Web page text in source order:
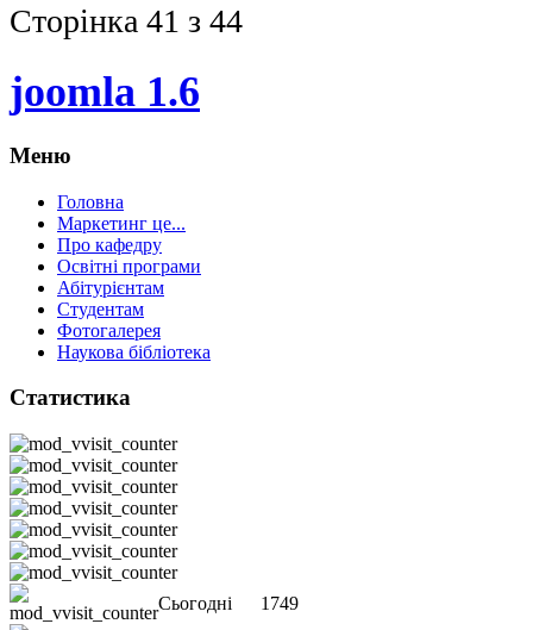
Сторінка 41 з 44
joomla 1.6
Меню
Головна
Маркетинг це...
Про кафедру
Освітні програми
Абітурієнтам
Студентам
Фотогалерея
Наукова бібліотека
Статистика
Сьогодні 1749